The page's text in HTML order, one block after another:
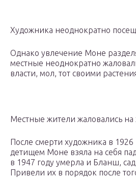
Художника неоднократно
Однако увлечение Моне
местные неоднократно
власти, мол, тот своими
Местные жители жаловались на
После смерти художника в 1926
детищем Моне взяла на себя
в 1947 году умерла и Бланш,
Привели их в порядок после